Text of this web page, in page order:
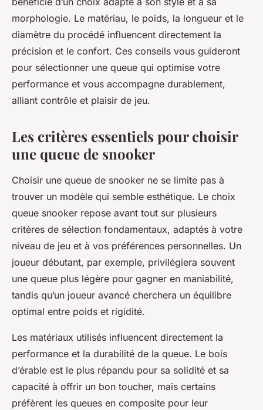
morphologie. Le matériau, le poids, la longueur et le
diamètre du procédé influencent directement la
précision et le confort. Ces conseils vous guideront
pour sélectionner une queue qui optimise votre
performance et vous accompagne durablement,
alliant contrôle et plaisir de jeu.
Les critères essentiels pour choisir
une queue de snooker
Choisir une queue de snooker ne se limite pas à
trouver un modèle qui semble esthétique. Le choix
queue snooker repose avant tout sur plusieurs
critères de sélection fondamentaux, adaptés à votre
niveau de jeu et à vos préférences personnelles. Un
joueur débutant, par exemple, privilégiera souvent
une queue plus légère pour gagner en maniabilité,
tandis qu’un joueur avancé cherchera un équilibre
optimal entre poids et rigidité.
Les matériaux utilisés influencent directement la
performance et la durabilité de la queue. Le bois
d’érable est le plus répandu pour sa solidité et sa
capacité à offrir un bon toucher, mais certains
préfèrent les queues en composite pour leur